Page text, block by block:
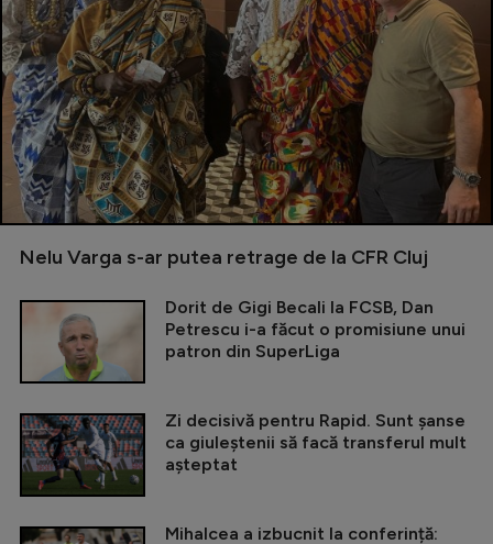
Nelu Varga s-ar putea retrage de la CFR Cluj
Dorit de Gigi Becali la FCSB, Dan
Petrescu i-a făcut o promisiune unui
patron din SuperLiga
Zi decisivă pentru Rapid. Sunt șanse
ca giuleștenii să facă transferul mult
așteptat
Mihalcea a izbucnit la conferință: